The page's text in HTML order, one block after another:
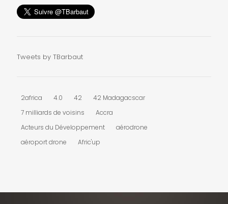
Tweets by TBarbaut
2africa 4.0 42
42 Madagacscar
7 milliards de voisins
Accra
Acteurs du Développement
aérodrone
aéroport drone
Afric'up